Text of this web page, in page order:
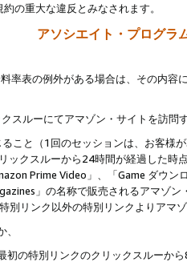
の重大な違反とみなされます。
アソシエイト・プログラ
料率表の例外がある場合は、その内
スルーにてアマゾン・サイトを訪問す
こと（1回のセッションは、お客様
ックスルーから24時間が経過した
Prime Video」、「Game ダウ
」の名称で販売されるアマゾ
別リンク以外の特別リンクよりアマ
初の特別リンクのクリックスルーか